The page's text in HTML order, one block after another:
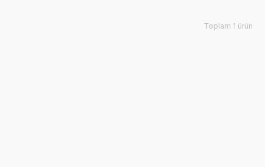
Toplam 1 ürün